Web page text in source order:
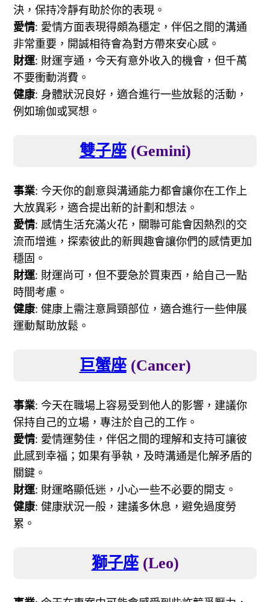
決，保持冷靜有助於你的表現。
愛情: 愛情方面表現得頗為穩定，伴侶之間的溝通
非常重要，開誠相待會為對方帶來安心感。
財運: 財運亨通，今天有意外收入的機會，但千萬
不要衝動消費。
健康: 身體狀況良好，適合進行一些放鬆的活動，
例如瑜伽或冥想。
雙子座(Gemini)
事業: 今天你的創意與溝通能力都會讓你在工作上
大放異彩，適合提出新的計劃和想法。
愛情: 感情生活充滿火花，關聯可能會因熱烈的交
流而增進，探索彼此的新興趣會讓你們的感情更加
穩固。
財運: 財運尚可，但不要急於買東西，給自己一點
時間考慮。
健康: 健康上需注意肩頸部位，適合進行一些伸展
運動幫助放鬆。
巨蟹座(Cancer)
事業: 今天在職場上容易受到他人的影響，建議你
保持自己的立場，專注於自己的工作。
愛情: 愛情運勢佳，伴侶之間的理解和支持可讓彼
此感到幸福；如果有爭執，及時溝通是化解矛盾的
關鍵。
財運: 財運略顯低迷，小心一些不必要的開支。
健康: 健康狀況一般，建議多休息，避免過度勞
累。
獅子座(Leo)